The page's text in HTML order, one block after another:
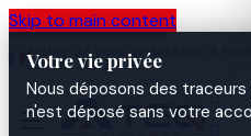
Skip to main content
Votre vie privée
Nous déposons des
n'est déposé sans votre
Atelier de personnalisation à
depuis 2003
